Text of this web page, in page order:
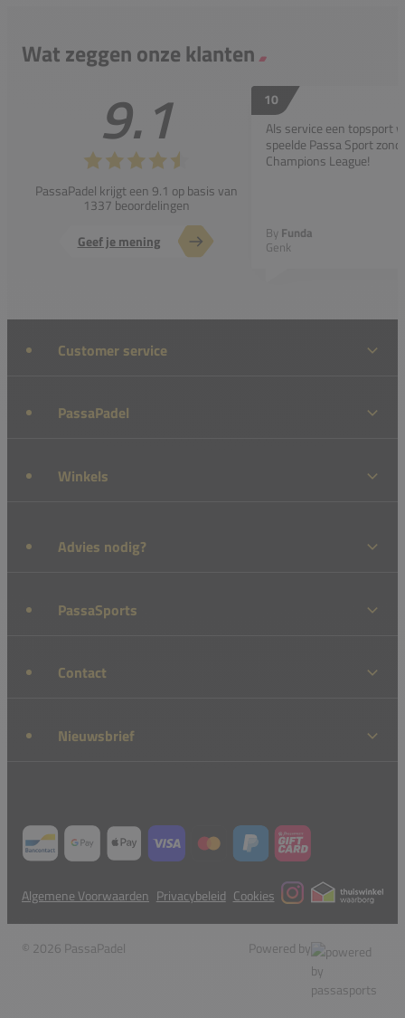
Wat zeggen onze klanten
9.1
PassaPadel krijgt een 9.1 op basis van
1337 beoordelingen
Geef je mening
10
Als service een topsport
speelde Passa Sport
Champions League!
By Funda
Genk
Customer service
PassaPadel
Winkels
Advies nodig?
PassaSports
Contact
Nieuwsbrief
Algemene Voorwaarden Privacybeleid Cookies
© 2026 PassaPadel Powered by